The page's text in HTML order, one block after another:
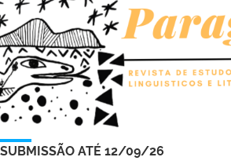
SUBMISSÃO ATÉ 12/09/26